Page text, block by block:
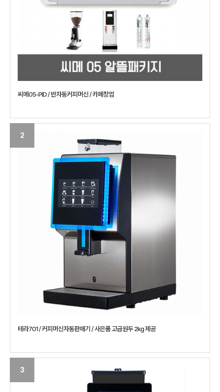
씨메05-PID / 반자동커피머신 / 카페창업
2
테라701 / 커피머신자동판매기 / 사은품 고급원두 2kg 제공
3